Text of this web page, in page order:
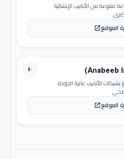
من الأنابيب الإنشائية
الموقعopen_in_new
١٠
الأنابيب عالية الجودة
الموقعopen_in_new